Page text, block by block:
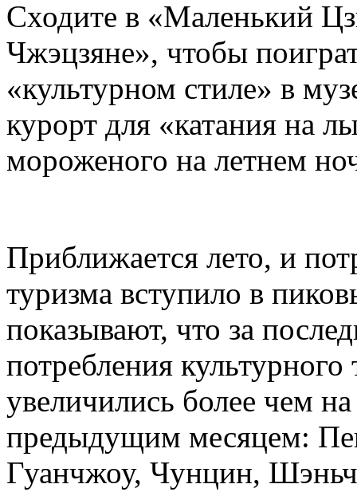
Сходите в «Маленький
Чжэцзяне», чтобы
«культурном стиле» в
курорт для «катания на
мороженого на летнем
Приближается лето, и
туризма вступило в
показывают, что за
потребления
увеличились более чем
предыдущим месяцем:
Гуанчжоу, Чунцин,